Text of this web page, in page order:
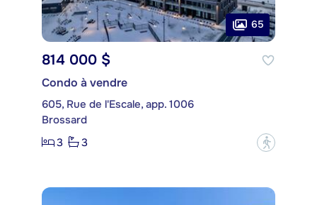
65
814 000 $
Condo à vendre
605, Rue de l'Escale, app. 1006
Brossard
3
3 ?